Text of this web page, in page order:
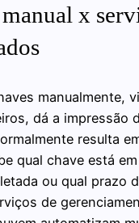
x
manualmente,
dá a impressão
resulta
qual chave está
ou qual prazo
de